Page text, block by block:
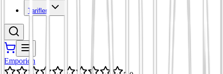
Tarifler
Emporion